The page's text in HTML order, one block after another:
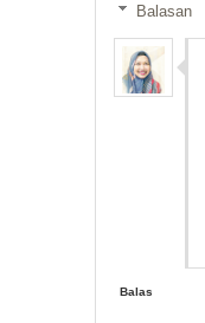
Balasan
Balas